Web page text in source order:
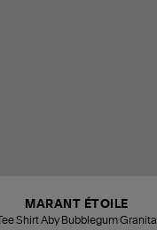
MARANT ÉTOILE
Tee Shirt Aby Bubblegum Granita